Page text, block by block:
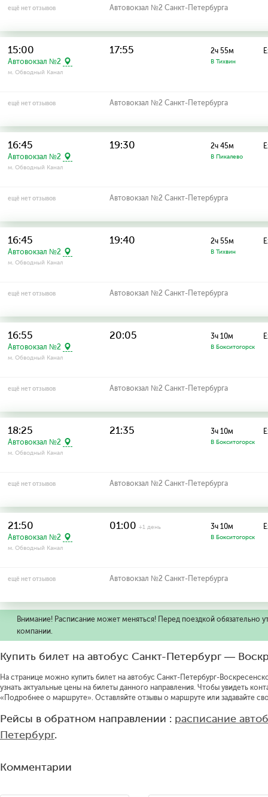
ещё нет отзывов Автовокзал №2 Санкт-Петербурга
15:00
Автовокзал №2
м. Обводный Канал
17:55 2ч 55м
В Тихвин
ещё нет отзывов Автовокзал №2 Санкт-Петербурга
16:45
Автовокзал №2
м. Обводный Канал
19:30 2ч 45м
В Пикалево
ещё нет отзывов Автовокзал №2 Санкт-Петербурга
16:45
Автовокзал №2
м. Обводный Канал
19:40 2ч 55м
В Тихвин
ещё нет отзывов Автовокзал №2 Санкт-Петербурга
16:55
Автовокзал №2
м. Обводный Канал
20:05 3ч 10м
В Бокситогорск
ещё нет отзывов Автовокзал №2 Санкт-Петербурга
18:25
Автовокзал №2
м. Обводный Канал
21:35 3ч 10м
В Бокситогорск
ещё нет отзывов Автовокзал №2 Санкт-Петербурга
21:50
Автовокзал №2
м. Обводный Канал
01:00+1 день 3ч 10м
В Бокситогорск
ещё нет отзывов Автовокзал №2 Санкт-Петербурга
Внимание! Расписание может меняться! Перед поездкой обязательно
компании.
Купить билет на автобус Санкт-Петербург —
На странице можно купить билет на автобус Санкт-Петербург-
узнать актуальные цены на билеты данного направления. Чтобы увидеть
«Подробнее о маршруте». Оставляйте отзывы о маршруте или задавайте
Рейсы в обратном направлении : расписание
Петербург.
Комментарии